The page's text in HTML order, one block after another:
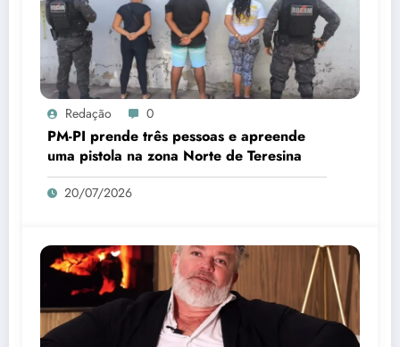
Redação 0
PM-PI prende três pessoas e apreende
uma pistola na zona Norte de Teresina
20/07/2026